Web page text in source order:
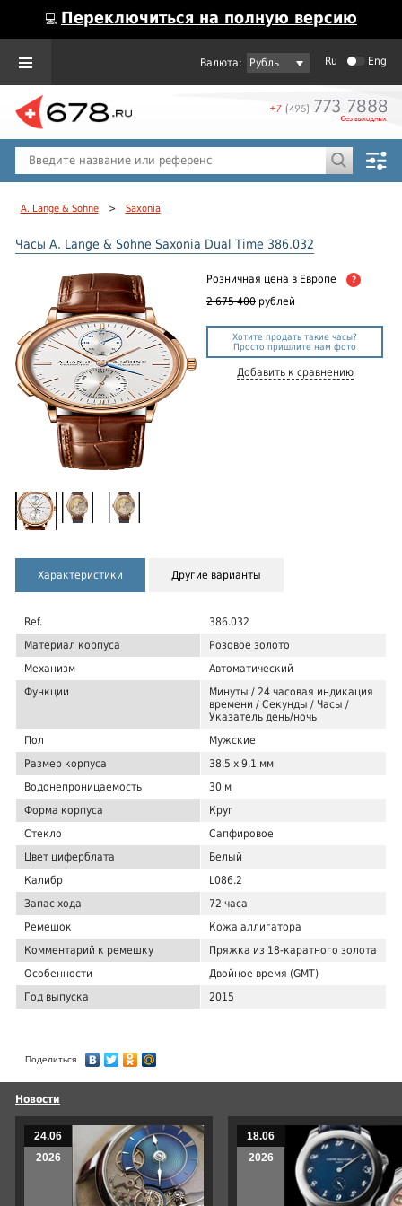
💻 Переключиться на полную версию
Рубль Ru Eng
A. Lange & Sohne > Saxonia
Часы A. Lange & Sohne Saxonia Dual Time 386.032
Розничная цена в Европе ?
2 675 400 рублей
Хотите продать такие часы?
Просто пришлите нам фото
Добавить к сравнению
Характеристики Другие варианты
Ref.
386.032
Материал корпуса
Розовое золото
Механизм
Автоматический
Функции
Минуты / 24 часовая индикация
времени / Секунды / Часы /
Указатель день/ночь
Пол
Мужские
Размер корпуса
38.5 x 9.1 мм
Водонепроницаемость
30 м
Форма корпуса
Круг
Стекло
Сапфировое
Цвет циферблата
Белый
Калибр
L086.2
Запас хода
72 часа
Ремешок
Кожа аллигатора
Комментарий к ремешку
Пряжка из 18-каратного золота
Особенности
Двойное время (GMT)
Год выпуска
2015
Поделиться
Новости
24.06
2026
18.06
2026